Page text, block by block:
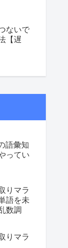
ないで
【遅
語彙知
ってい
りマラ
語を未
数調
りマラ